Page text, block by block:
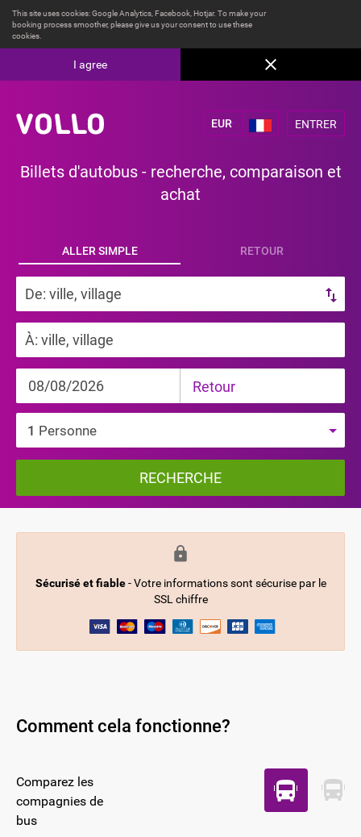
This site uses cookies: Google Analytics, Facebook, Hotjar. To make your
booking process smoother, please give us your consent to use these
cookies.
I agree
ENTRER
Billets d'autobus - recherche, comparaison et
achat
ALLER SIMPLE RETOUR
Retour
1 Personne
RECHERCHE
Sécurisé et fiable- Votre informations sont sécurise par le
SSL chiffre
Comment cela fonctionne?
Comparez les
compagnies de
bus